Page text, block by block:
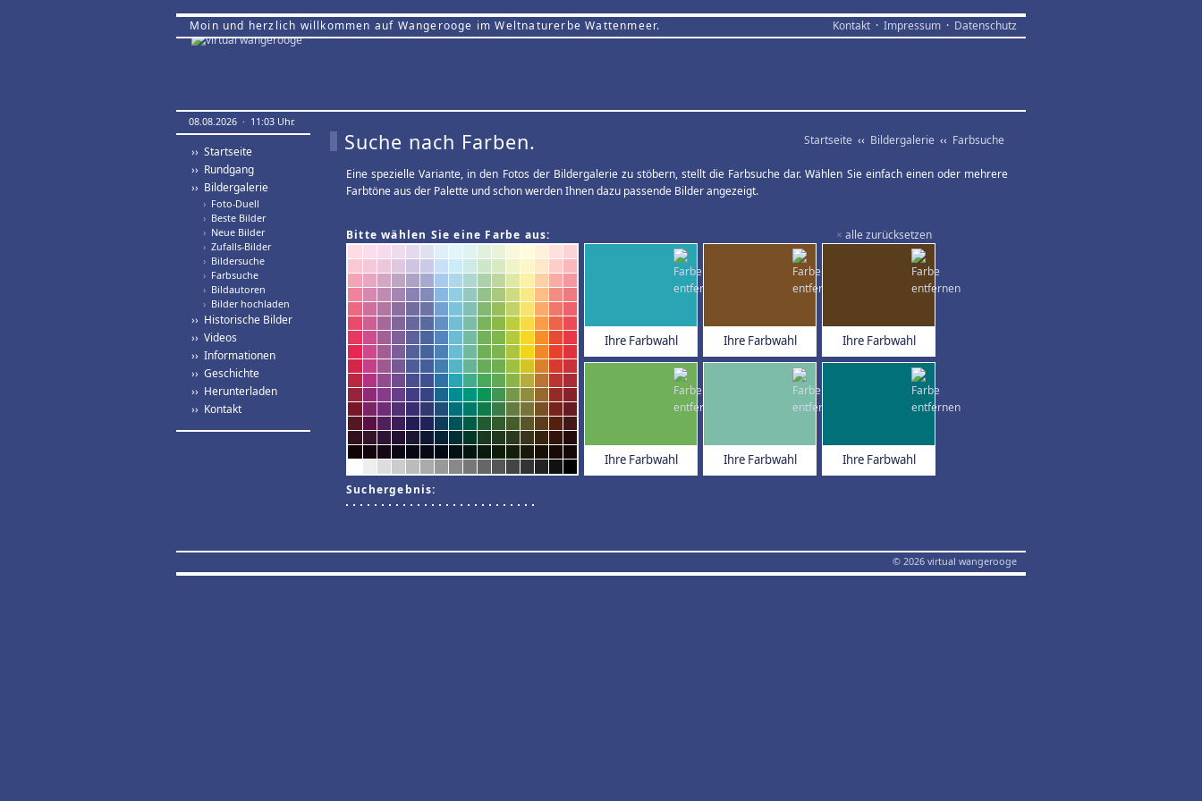
Moin und herzlich willkommen auf Wangerooge im Weltnaturerbe Wattenmeer. Kontakt · Impressum · Datenschutz
08.08.2026 · 11:03 Uhr.
›› Startseite
›› Rundgang
›› Bildergalerie
› Foto-Duell
› Beste Bilder
› Neue Bilder
› Zufalls-Bilder
› Bildersuche
› Farbsuche
› Bildautoren
› Bilder hochladen
›› Historische Bilder
›› Videos
›› Informationen
›› Geschichte
›› Herunterladen
›› Kontakt
Startseite ‹‹ Bildergalerie ‹‹ Farbsuche
Suche nach Farben.
Eine spezielle Variante, in den Fotos der Bildergalerie zu stöbern, stellt die Farbsuche dar. Wählen Sie einfach einen oder mehrere
Farbtöne aus der Palette und schon werden Ihnen dazu passende Bilder angezeigt.
× alle zurücksetzen
Bitte wählen Sie eine Farbe aus:
Ihre Farbwahl Ihre Farbwahl Ihre Farbwahl
Ihre Farbwahl Ihre Farbwahl Ihre Farbwahl
Suchergebnis:
© 2026 virtual wangerooge